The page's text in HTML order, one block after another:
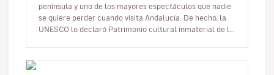
península y uno de los mayores espectáculos que nadie
se quiere perder cuando visita Andalucía. De hecho, la
UNESCO lo declaró Patrimonio cultural inmaterial de la